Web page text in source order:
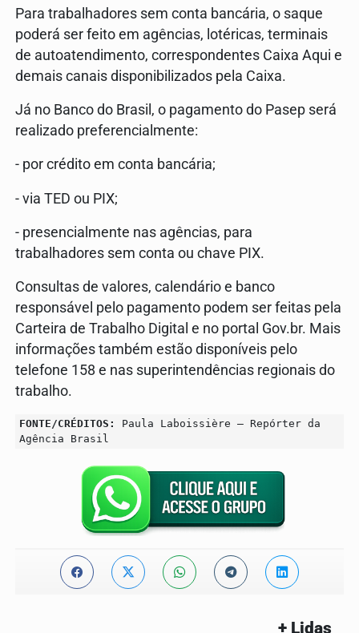
Para trabalhadores sem conta bancária, o saque
poderá ser feito em agências, lotéricas, terminais
de autoatendimento, correspondentes Caixa Aqui e
demais canais disponibilizados pela Caixa.
Já no Banco do Brasil, o pagamento do Pasep será
realizado preferencialmente:
- por crédito em conta bancária;
- via TED ou PIX;
- presencialmente nas agências, para
trabalhadores sem conta ou chave PIX.
Consultas de valores, calendário e banco
responsável pelo pagamento podem ser feitas pela
Carteira de Trabalho Digital e no portal Gov.br. Mais
informações também estão disponíveis pelo
telefone 158 e nas superintendências regionais do
trabalho.
FONTE/CRÉDITOS:
Paula Laboissière – Repórter da
Agência Brasil
+ Lidas